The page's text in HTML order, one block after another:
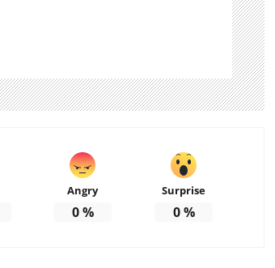
Angry
0%
Surprise
0%